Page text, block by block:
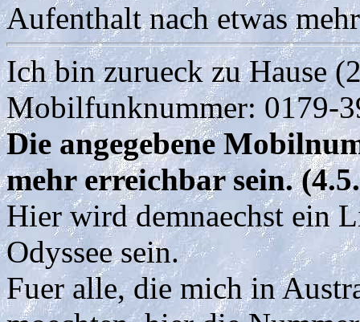
Aufenthalt nach etwas
Ich bin zurueck zu Hause
Mobilfunknummer: 0179-
Die angegebene
mehr erreichbar sein.
Hier wird demnaechst ein
Odyssee sein.
Fuer alle, die mich in